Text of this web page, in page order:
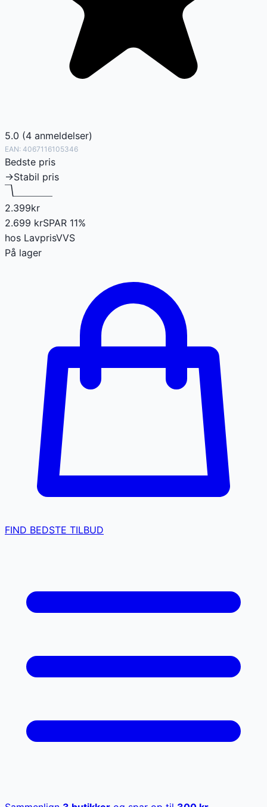
5.0 (4 anmeldelser)
EAN: 4067116105346
Bedste pris
→Stabil pris
2.399kr
2.699 krSPAR 11%
hos LavprisVVS
På lager
FIND BEDSTE TILBUD